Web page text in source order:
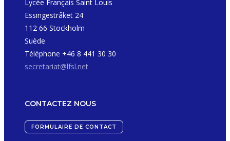
Lycée Français Saint Louis
Essingestråket 24
112 66 Stockholm
Suède
Téléphone +46 8 441 30 30
secretariat@lfsl.net
CONTACTEZ NOUS
FORMULAIRE DE CONTACT